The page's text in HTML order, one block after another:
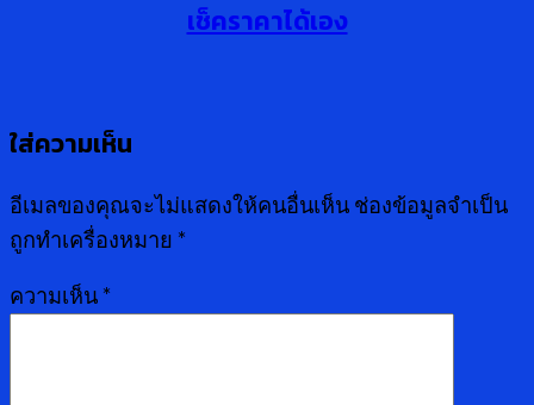
เช็คราคาได้เอง
ใส่ความเห็น
อีเมลของคุณจะไม่แสดงให้คนอื่นเห็น ช่องข้อมูลจำเป็น
ถูกทำเครื่องหมาย *
ความเห็น *